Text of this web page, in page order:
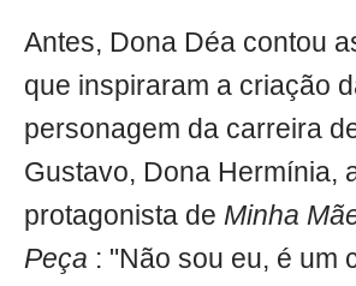
Antes, Dona Déa contou
que inspiraram a criação
personagem da carreira
Gustavo, Dona Hermínia,
protagonista de Minha
Peça : "Não sou eu, é um